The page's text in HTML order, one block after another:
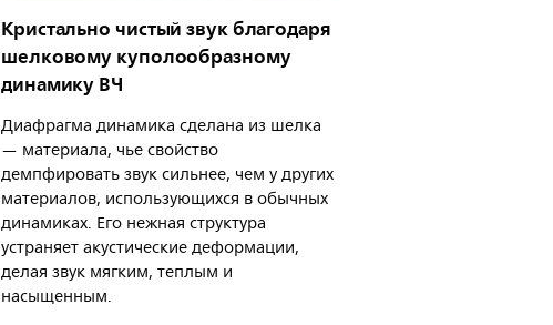
Кристально чистый звук благодаря
шелковому куполообразному
динамику ВЧ
Диафрагма динамика сделана из шелка
— материала, чье свойство
демпфировать звук сильнее, чем у других
материалов, использующихся в обычных
динамиках. Его нежная структура
устраняет акустические деформации,
делая звук мягким, теплым и
насыщенным.